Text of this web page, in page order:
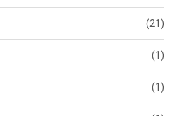
(21)
(1)
(1)